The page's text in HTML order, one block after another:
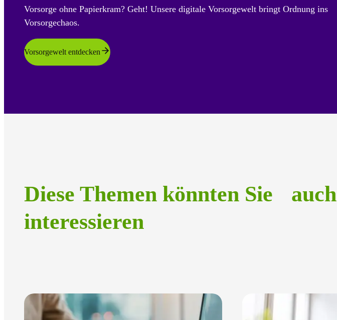
Vorsorge ohne Papierkram? Geht! Unsere digitale Vorsorgewelt bringt Ordnung ins
Vorsorgechaos.
Vorsorgewelt entdecken
Diese Themen könnten Sie auch
interessieren